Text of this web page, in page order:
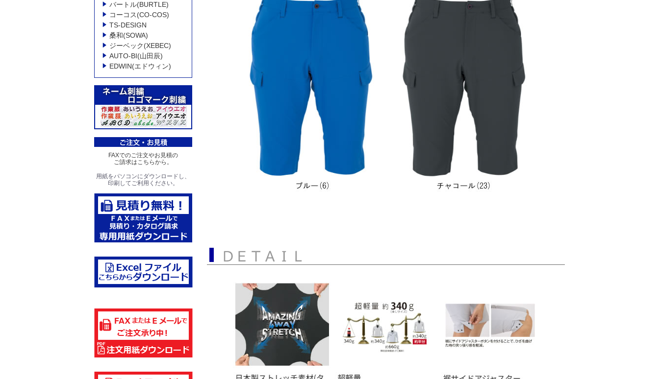
バートル(BURTLE)
コーコス(CO-COS)
TS-DESIGN
桑和(SOWA)
ジーベック(XEBEC)
AUTO-BI(山田辰)
EDWIN(エドウィン)
FAXでのご注文やお見積の
ご請求はこちらから。
用紙をパソコンにダウンロードし、
印刷してご利用ください。